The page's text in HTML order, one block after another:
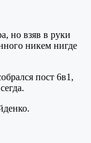
но взяв в руки
никем нигде
пост 6в1,